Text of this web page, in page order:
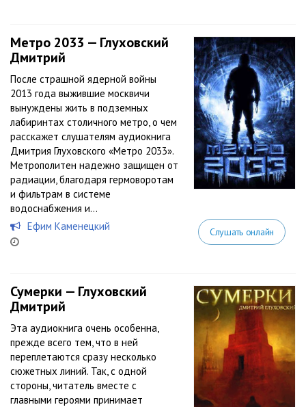
Метро 2033 — Глуховский
Дмитрий
После страшной ядерной войны
2013 года выжившие москвичи
вынуждены жить в подземных
лабиринтах столичного метро, о чем
расскажет слушателям аудиокнига
Дмитрия Глуховского «Метро 2033».
Метрополитен надежно защищен от
радиации, благодаря гермоворотам
и фильтрам в системе
водоснабжения и...
Ефим Каменецкий
Слушать онлайн
Сумерки — Глуховский
Дмитрий
Эта аудиокнига очень особенна,
прежде всего тем, что в ней
переплетаются сразу несколько
сюжетных линий. Так, с одной
стороны, читатель вместе с
главными героями принимает